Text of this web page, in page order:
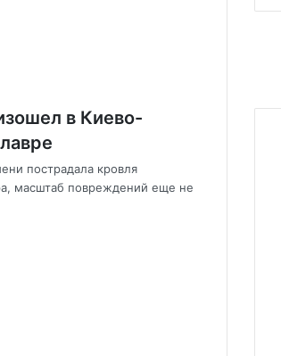
в Киево-
пострадала кровля
масштаб повреждений еще не